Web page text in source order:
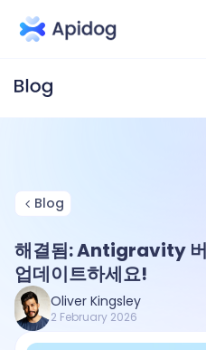
Blog
해결됨: Antigravity 버
업데이트하세요!
Oliver Kingsley
2 February 2026